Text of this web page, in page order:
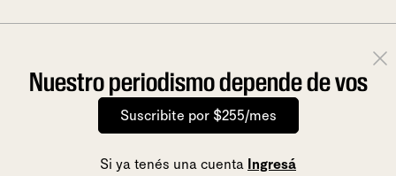
Nuestro periodismo depende de vos
Suscribite por $255/mes
Si ya tenés una cuenta Ingresá